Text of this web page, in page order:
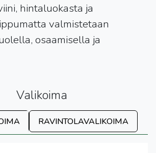
hintaluokasta ja
valmistetaan
osaamisella ja
Valikoima
RAVINTOLAVALIKOIMA